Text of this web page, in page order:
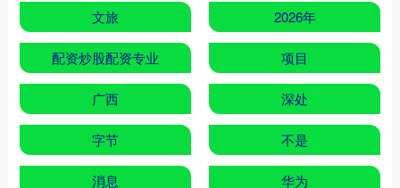
文旅 2026年
配资炒股配资专业 项目
广西 深处
字节 不是
消息 华为